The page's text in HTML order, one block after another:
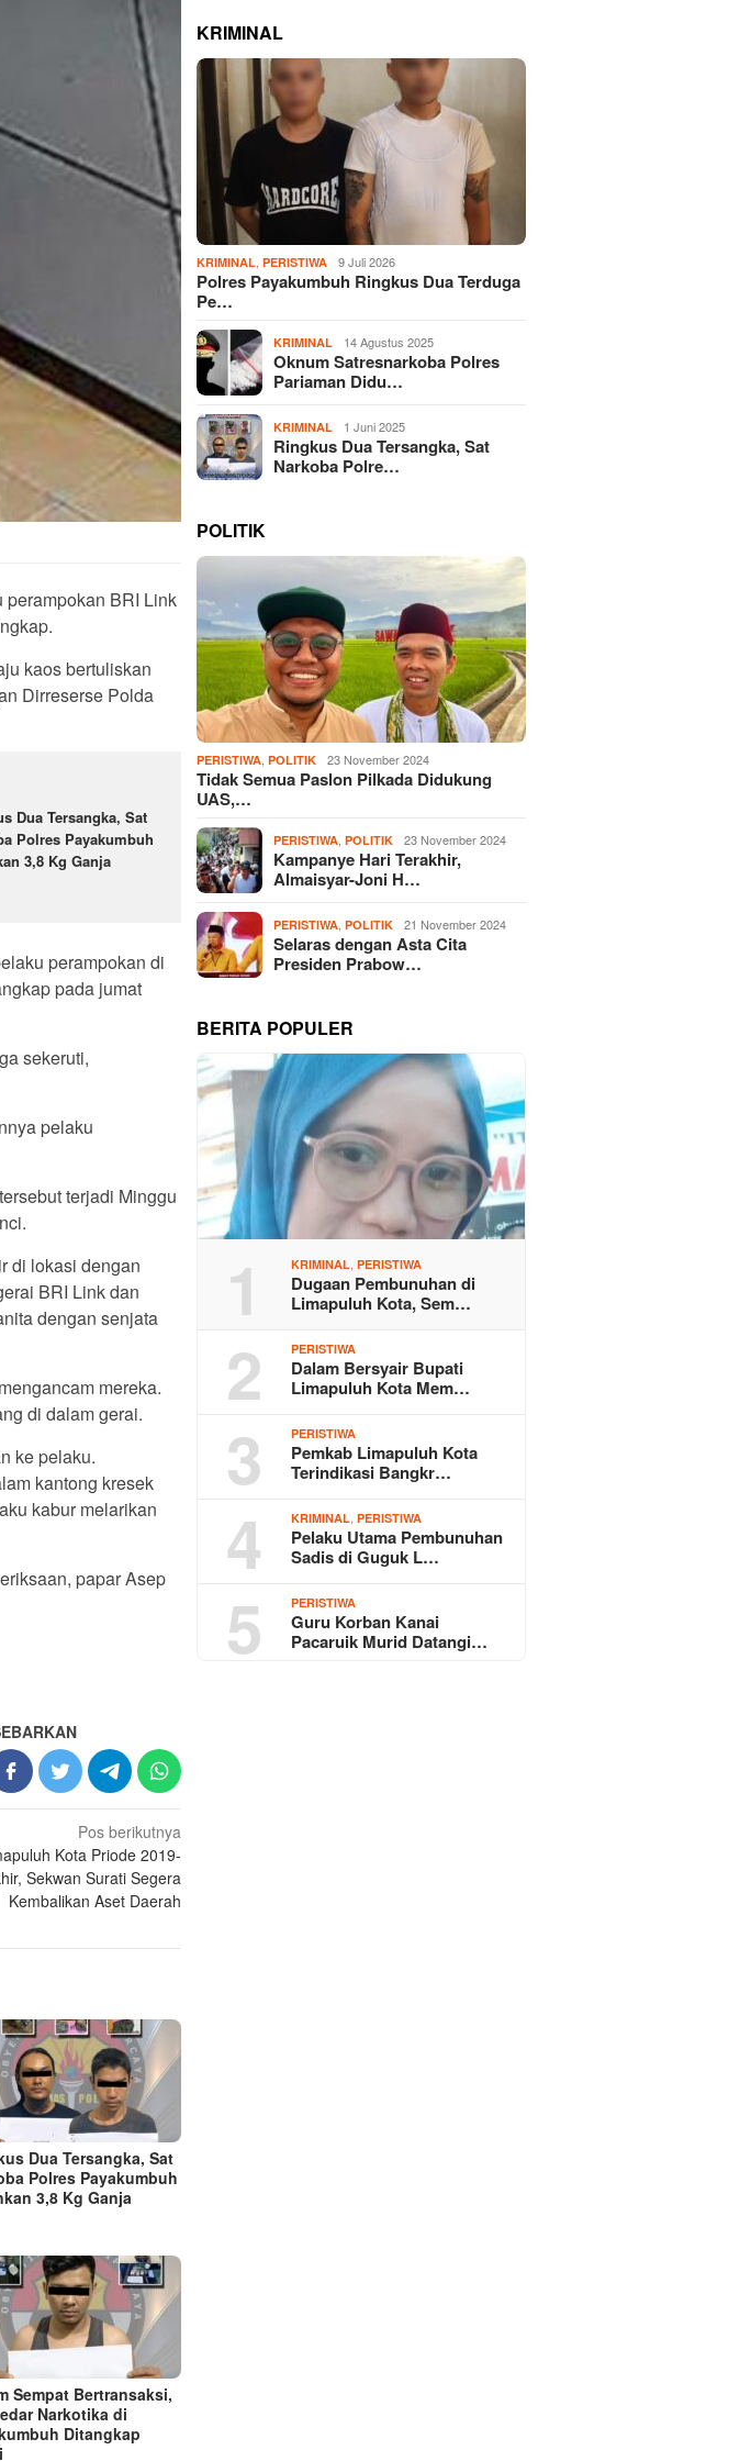
perampokan BRI Link
kaos bertuliskan
Dirreserse Polda
Dua Tersangka, Sat
Polres Payakumbuh
3,8 Kg Ganja
perampokan di
pada jumat
sekeruti,
pelaku
terjadi Minggu
di lokasi dengan
BRI Link dan
dengan senjata
mereka.
di dalam gerai.
ke pelaku.
kantong kresek
kabur melarikan
papar Asep
Pos berikutnya
Kota Priode 2019-
Sekwan Surati Segera
Kembalikan Aset Daerah
Dua Tersangka, Sat
Polres Payakumbuh
3,8 Kg Ganja
Sempat Bertransaksi,
Narkotika di
Ditangkap
KRIMINAL
KRIMINAL ,PERISTIWA 9 Juli 2026
Polres Payakumbuh Ringkus Dua Terduga
Pe…
KRIMINAL 14 Agustus 2025
Oknum Satresnarkoba Polres
Pariaman Didu…
KRIMINAL 1 Juni 2025
Ringkus Dua Tersangka, Sat
Narkoba Polre…
POLITIK
PERISTIWA ,POLITIK 23 November 2024
Tidak Semua Paslon Pilkada Didukung
UAS,…
PERISTIWA ,POLITIK 23 November 2024
Kampanye Hari Terakhir,
Almaisyar-Joni H…
PERISTIWA ,POLITIK 21 November 2024
Selaras dengan Asta Cita
Presiden Prabow…
BERITA POPULER
1 KRIMINAL,PERISTIWA
Dugaan Pembunuhan di
Limapuluh Kota, Sem…
2 PERISTIWA
Dalam Bersyair Bupati
Limapuluh Kota Mem…
3 PERISTIWA
Pemkab Limapuluh Kota
Terindikasi Bangkr…
4 KRIMINAL,PERISTIWA
Pelaku Utama Pembunuhan
Sadis di Guguk L…
5 PERISTIWA
Guru Korban Kanai
Pacaruik Murid Datangi…